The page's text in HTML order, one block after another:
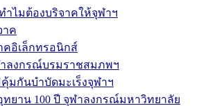
ำไมต้องบริจาคให้จุฬาฯ
าค
คอิเล็กทรอนิกส์
ลงกรณ์บรมราชสมภพฯ
มกันบำบัดมะเร็งจุฬาฯ
ทยาน 100 ปี จุฬาลงกรณ์มหาวิทยาลัย